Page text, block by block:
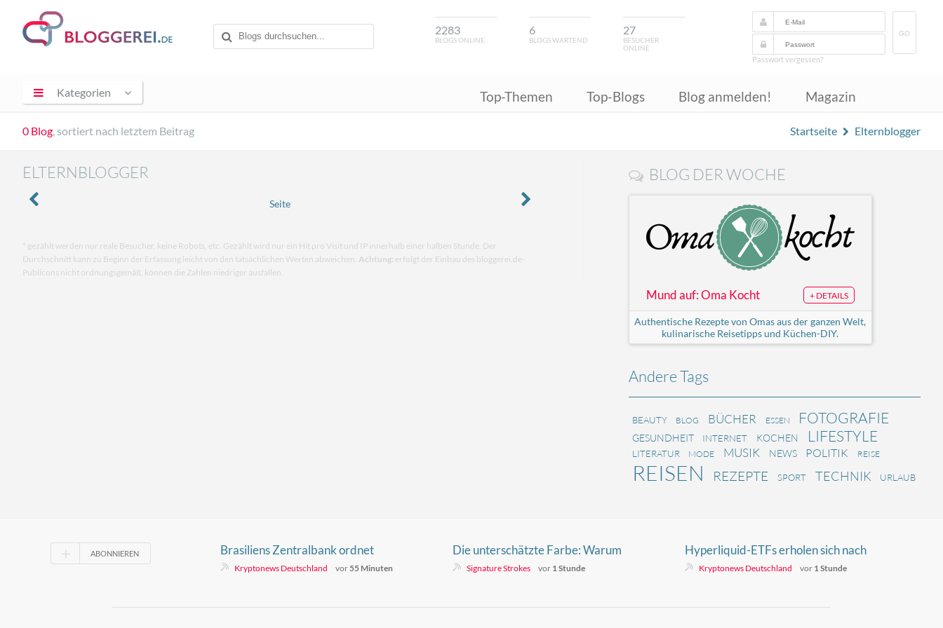
2283
BLOGS ONLINE
6
BLOGS WARTEND
27
BESUCHER
ONLINE
GO
Passwort vergessen?
Kategorien Top-Themen Top-Blogs Blog anmelden! Magazin
0 Blog, sortiert nach letztem Beitrag Startseite Elternblogger
ELTERNBLOGGER
Seite
* gezählt werden nur reale Besucher, keine Robots, etc. Gezählt wird nur ein Hit pro Visit und IP innerhalb einer halben Stunde. Der
Durchschnitt kann zu Beginn der Erfassung leicht von den tatsächlichen Werten abweichen. Achtung: erfolgt der Einbau des bloggerei.de-
Publicons nicht ordnungsgemäß, können die Zahlen niedriger ausfallen.
BLOG DER WOCHE
Mund auf: Oma Kocht + DETAILS
Authentische Rezepte von Omas aus der ganzen Welt,
kulinarische Reisetipps und Küchen-DIY.
Andere Tags
BEAUTY BLOG BÜCHER ESSEN FOTOGRAFIE
GESUNDHEIT INTERNET KOCHEN LIFESTYLE
LITERATUR MODE MUSIK NEWS POLITIK REISE
REISEN REZEPTE SPORT TECHNIK URLAUB
ABONNIEREN
Brasiliens Zentralbank ordnet
Verzögerung großer Krypto-
Kryptonews Deutschland vor55 Minuten
Die unterschätzte Farbe: Warum
Künstler Weiß brauchen
Signature Strokes vor 1 Stunde
Hyperliquid-ETFs erholen sich nach
30 Millionen Dollar Verlust in drei
Kryptonews Deutschland vor 1 Stunde